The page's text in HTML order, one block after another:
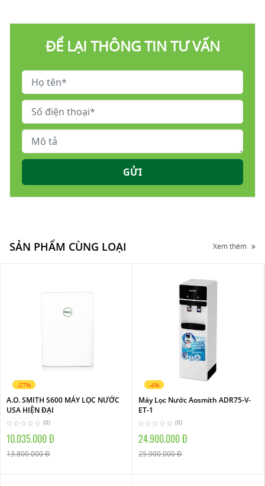
ĐỂ LẠI THÔNG TIN TƯ VẤN
GỬI
SẢN PHẨM CÙNG LOẠI Xem thêm
-27%
A.O. SMITH S600 MÁY LỌC NƯỚC
USA HIỆN ĐẠI
(0)
10.035.000 Đ
13.800.000 Đ
-4%
Máy Lọc Nước Aosmith ADR75-V-
ET-1
(0)
24.900.000 Đ
25.900.000 Đ